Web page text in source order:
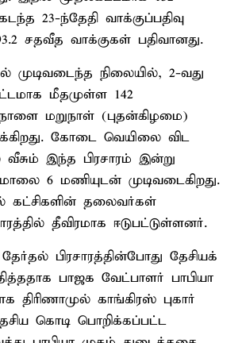
23-ந்தேதி வாக்குப்பதிவு
சதவீத வாக்குகள் பதிவானது.
முடிவடைந்த நிலையில், 2-வது
மீதமுள்ள 142
மறுநாள் (புதன்கிழமை)
கோடை வெயிலை விட
இந்த பிரசாரம் இன்று
6 மணியுடன் முடிவடைகிறது.
கட்சிகளின் தலைவர்கள்
தீவிரமாக ஈடுபட்டுள்ளனர்.
பிரசாரத்தின்போது தேசியக்
பாஜக வேட்பாளர் பாபியா
திரிணாமுல் காங்கிரஸ் புகார்
கொடி பொறிக்கப்பட்ட